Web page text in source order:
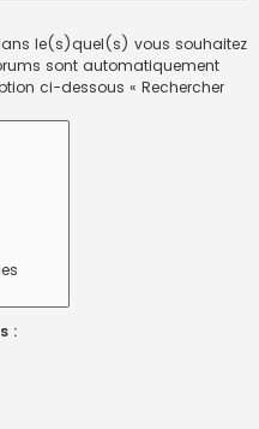
le(s)quel(s) vous souhaitez
sont automatiquement
ci-dessous « Rechercher
: